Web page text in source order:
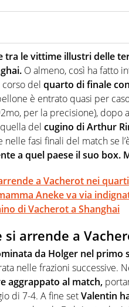
di traslare il glossario del
si perde una svista arbitrale
tra le vittime illustri delle
O almeno, così ha fatto
del quarto di finale
è entrato quasi per
per la precisione), dopo
del cugino di Arthur
nelle fasi finali del match se
a quel paese il suo box.
a Vacherot nei quarti
Aneke va via
di Vacherot a Shanghai
si arrende a
da Holger nel primo
nelle frazioni successive.
aggrappato al match,
di 7-4. A fine setValentin